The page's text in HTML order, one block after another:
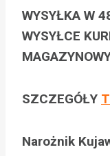
WYSYŁKA W
WYSYŁCE
SZCZEGÓŁY
Narożnik